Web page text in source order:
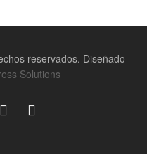
reservados. Diseñado
Solutions